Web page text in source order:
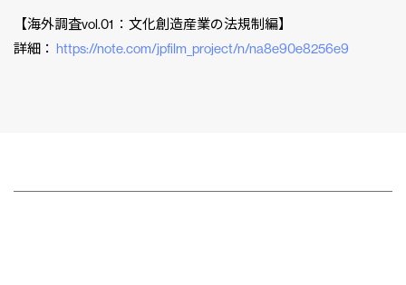
【海外調査vol.01 ：文化創造産業の法規制編】
詳細： https://note.com/jpfilm_project/n/na8e90e8256e9